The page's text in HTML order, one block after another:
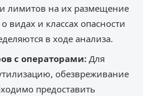
лимитов на их размещение
видах и классах опасности
в ходе анализа.
с операторами: Для
обезвреживание
предоставить